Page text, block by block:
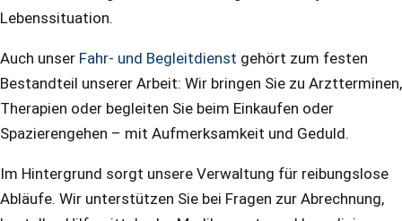
Lebenssituation.
Auch unser Fahr- und Begleitdienst gehört zum festen
Bestandteil unserer Arbeit: Wir bringen Sie zu Arztterminen,
Therapien oder begleiten Sie beim Einkaufen oder
Spazierengehen – mit Aufmerksamkeit und Geduld.
Im Hintergrund sorgt unsere Verwaltung für reibungslose
Abläufe. Wir unterstützen Sie bei Fragen zur Abrechnung,